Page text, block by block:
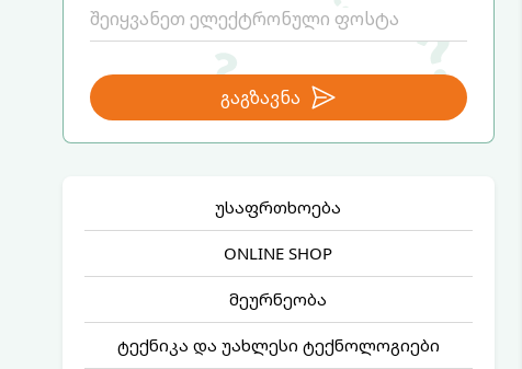
გაგზავნა
უსაფრთხოება
ONLINE SHOP
მეურნეობა
ტექნიკა და უახლესი ტექნოლოგიები